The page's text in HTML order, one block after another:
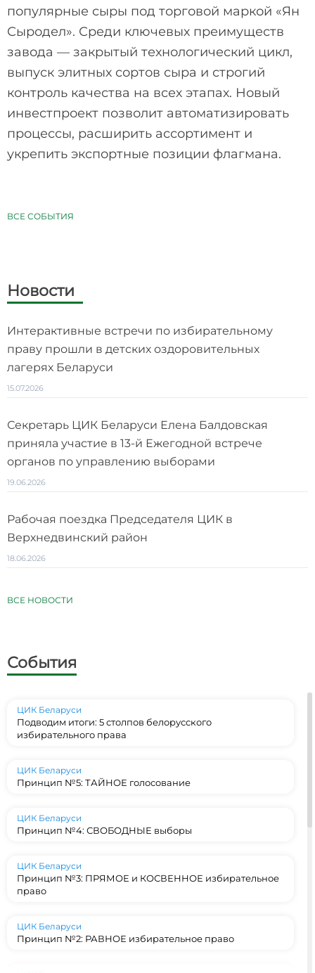
популярные сыры под торговой маркой «Ян
Сыродел». Среди ключевых преимуществ
завода — закрытый технологический цикл,
выпуск элитных сортов сыра и строгий
контроль качества на всех этапах. Новый
инвестпроект позволит автоматизировать
процессы, расширить ассортимент и
укрепить экспортные позиции флагмана.
ВСЕ СОБЫТИЯ
Новости
Интерактивные встречи по избирательному
праву прошли в детских оздоровительных
лагерях Беларуси
15.07.2026
Секретарь ЦИК Беларуси Елена Балдовская
приняла участие в 13-й Ежегодной встрече
органов по управлению выборами
19.06.2026
Рабочая поездка Председателя ЦИК в
Верхнедвинский район
18.06.2026
ВСЕ НОВОСТИ
События
ЦИК Беларуси
Подводим итоги: 5 столпов белорусского
избирательного права
ЦИК Беларуси
Принцип №5: ТАЙНОЕ голосование
ЦИК Беларуси
Принцип №4: СВОБОДНЫЕ выборы
ЦИК Беларуси
Принцип №3: ПРЯМОЕ и КОСВЕННОЕ избирательное
право
ЦИК Беларуси
Принцип №2: РАВНОЕ избирательное право